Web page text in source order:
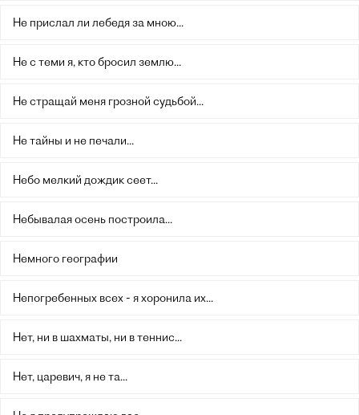
Не прислал ли лебедя за мною...
Не с теми я, кто бросил землю...
Не стращай меня грозной судьбой...
Не тайны и не печали...
Небо мелкий дождик сеет...
Небывалая осень построила...
Немного географии
Непогребенных всех - я хоронила их...
Нет, ни в шахматы, ни в теннис...
Нет, царевич, я не та...